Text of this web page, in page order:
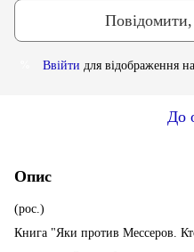
Повідомити,
Ввійти для відображення
До
Опис
(рос.)
Книга "Яки против Мессеров.